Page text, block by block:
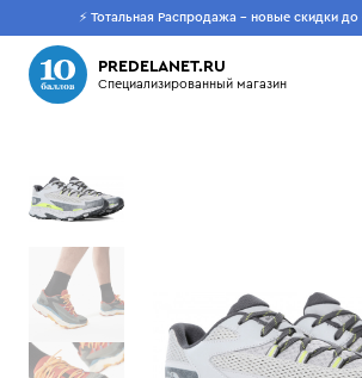
⚡ Тотальная Распродажа - новые скидки до
PREDELANET.RU
Специализированный магазин
Пусто
Что будем искать?